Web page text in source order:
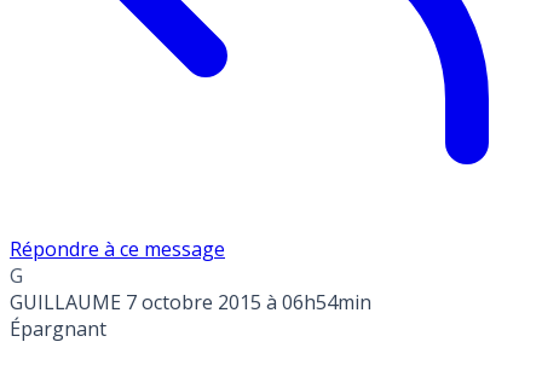
Répondre à ce message
G
GUILLAUME 7 octobre 2015 à 06h54min
Épargnant